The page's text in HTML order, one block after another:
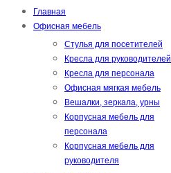
Главная
Офисная мебель
Стулья для посетителей
Кресла для руководителей
Кресла для персонала
Офисная мягкая мебель
Вешалки, зеркала, урны
Корпусная мебель для
персонала
Корпусная мебель для
руководителя